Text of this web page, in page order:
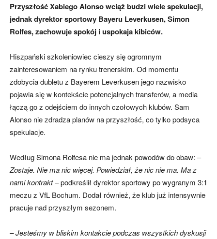
Przyszłość Xabiego Alonso wciąż budzi wiele spekulacji,
jednak dyrektor sportowy Bayeru Leverkusen, Simon
Rolfes, zachowuje spokój i uspokaja kibiców.
Hiszpański szkoleniowiec cieszy się ogromnym
zainteresowaniem na rynku trenerskim. Od momentu
zdobycia dubletu z Bayerem Leverkusen jego nazwisko
pojawia się w kontekście potencjalnych transferów, a media
łączą go z odejściem do innych czołowych klubów. Sam
Alonso nie zdradza planów na przyszłość, co tylko podsyca
spekulacje.
Według Simona Rolfesa nie ma jednak powodów do obaw: –
Zostaje. Nie ma nic więcej. Powiedział, że nic nie ma. Ma z
nami kontrakt– podkreślił dyrektor sportowy po wygranym 3:1
meczu z VfL Bochum. Dodał również, że klub już intensywnie
pracuje nad przyszłym sezonem.
– Jesteśmy w bliskim kontakcie podczas wszystkich dyskusji